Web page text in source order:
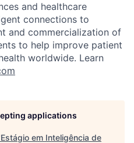
and healthcare
connections to
and commercialization of
to help improve patient
worldwide. Learn
applications
Estágio em Inteligência de